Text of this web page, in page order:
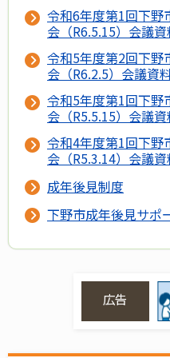
令和6年度第1回下野
会（R6.5.15）会議
令和5年度第2回下野
会（R6.2.5）会議資
令和5年度第1回下野
会（R5.5.15）会議
令和4年度第1回下野
会（R5.3.14）会議
成年後見制度
下野市成年後見サポ
広告